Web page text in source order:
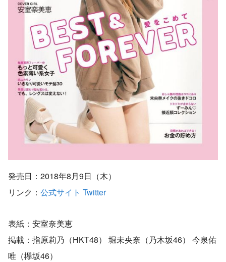
発売日：2018年8月9日（木）
リンク： 公式サイト Twitter
表紙：安室奈美恵
掲載：指原莉乃（HKT48） 堀未央奈（乃木坂46） 今泉佑
唯（欅坂46）